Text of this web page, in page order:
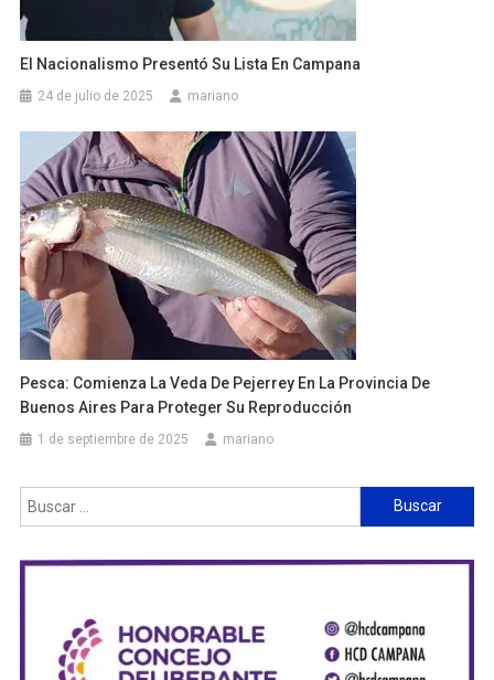
El Nacionalismo Presentó Su Lista En Campana
24 de julio de 2025 mariano
Pesca: Comienza La Veda De Pejerrey En La Provincia De
Buenos Aires Para Proteger Su Reproducción
1 de septiembre de 2025 mariano
Buscar: